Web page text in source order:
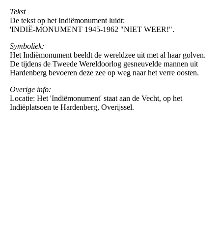
Tekst
De tekst op het Indiëmonument luidt:
'INDIË-MONUMENT 1945-1962 "NIET WEER!".
Symboliek:
Het Indiëmonument beeldt de wereldzee uit met al haar golven.
De tijdens de Tweede Wereldoorlog gesneuvelde mannen uit
Hardenberg bevoeren deze zee op weg naar het verre oosten.
Overige info:
Locatie: Het 'Indiëmonument' staat aan de Vecht, op het
Indiëplatsoen te Hardenberg, Overijssel.